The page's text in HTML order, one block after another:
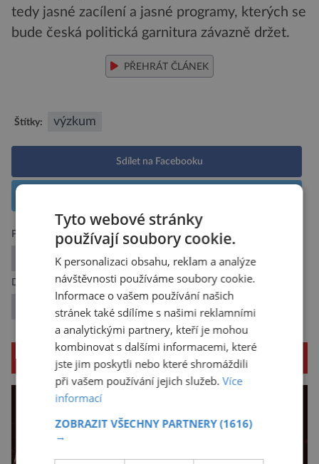
tedy jasné zacílení a jasné programy, kterých se
bude česká politická garnitura závazně držet.
PŘEHRÁT ČLÁNEK
Štítky: výzkum
Sdílet na Facebooku
Předchozí článek
Srdce: Nejvýkonnější pumpa lidstva
Další článek
Naděje pro regeneraci chrupavky
SOUVISEJÍCÍ ČLÁNKY
Tyto webové stránky
používají soubory cookie.
K personalizaci obsahu, reklam a analýze
návštěvnosti používáme soubory cookie.
Informace o vašem používání našich
stránek také sdílíme s našimi reklamními
a analytickými partnery, kteří je mohou
kombinovat s dalšími informacemi, které
jste jim poskytli nebo které shromáždili
při vašem používání jejich služeb.Více
informací
ZOBRAZIT VŠECHNY PARTNERY(1616)
→